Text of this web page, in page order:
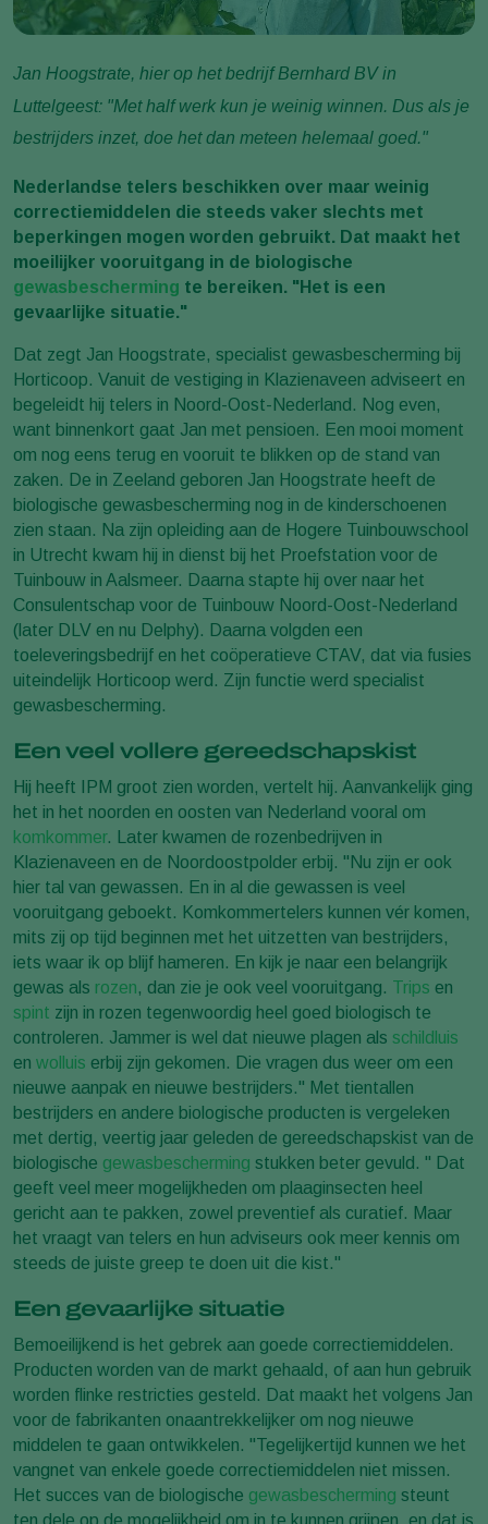
Jan Hoogstrate, hier op het bedrijf Bernhard BV in
Luttelgeest: "Met half werk kun je weinig winnen. Dus als je
bestrijders inzet, doe het dan meteen helemaal goed."
Nederlandse telers beschikken over maar weinig
correctiemiddelen die steeds vaker slechts met
beperkingen mogen worden gebruikt. Dat maakt het
moeilijker vooruitgang in de biologische
gewasbescherming te bereiken. "Het is een
gevaarlijke situatie."
Dat zegt Jan Hoogstrate, specialist gewasbescherming bij
Horticoop. Vanuit de vestiging in Klazienaveen adviseert en
begeleidt hij telers in Noord-Oost-Nederland. Nog even,
want binnenkort gaat Jan met pensioen. Een mooi moment
om nog eens terug en vooruit te blikken op de stand van
zaken. De in Zeeland geboren Jan Hoogstrate heeft de
biologische gewasbescherming nog in de kinderschoenen
zien staan. Na zijn opleiding aan de Hogere Tuinbouwschool
in Utrecht kwam hij in dienst bij het Proefstation voor de
Tuinbouw in Aalsmeer. Daarna stapte hij over naar het
Consulentschap voor de Tuinbouw Noord-Oost-Nederland
(later DLV en nu Delphy). Daarna volgden een
toeleveringsbedrijf en het coöperatieve CTAV, dat via fusies
uiteindelijk Horticoop werd. Zijn functie werd specialist
gewasbescherming.
Een veel vollere gereedschapskist
Hij heeft IPM groot zien worden, vertelt hij. Aanvankelijk ging
het in het noorden en oosten van Nederland vooral om
komkommer. Later kwamen de rozenbedrijven in
Klazienaveen en de Noordoostpolder erbij. "Nu zijn er ook
hier tal van gewassen. En in al die gewassen is veel
vooruitgang geboekt. Komkommertelers kunnen vér komen,
mits zij op tijd beginnen met het uitzetten van bestrijders,
iets waar ik op blijf hameren. En kijk je naar een belangrijk
gewas als rozen, dan zie je ook veel vooruitgang. Trips en
spint zijn in rozen tegenwoordig heel goed biologisch te
controleren. Jammer is wel dat nieuwe plagen als schildluis
en wolluis erbij zijn gekomen. Die vragen dus weer om een
nieuwe aanpak en nieuwe bestrijders." Met tientallen
bestrijders en andere biologische producten is vergeleken
met dertig, veertig jaar geleden de gereedschapskist van de
biologische gewasbescherming stukken beter gevuld. " Dat
geeft veel meer mogelijkheden om plaaginsecten heel
gericht aan te pakken, zowel preventief als curatief. Maar
het vraagt van telers en hun adviseurs ook meer kennis om
steeds de juiste greep te doen uit die kist."
Een gevaarlijke situatie
Bemoeilijkend is het gebrek aan goede correctiemiddelen.
Producten worden van de markt gehaald, of aan hun gebruik
worden flinke restricties gesteld. Dat maakt het volgens Jan
voor de fabrikanten onaantrekkelijker om nog nieuwe
middelen te gaan ontwikkelen. "Tegelijkertijd kunnen we het
vangnet van enkele goede correctiemiddelen niet missen.
Het succes van de biologische gewasbescherming steunt